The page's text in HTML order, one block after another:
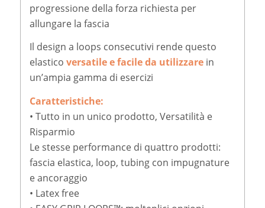
progressione della forza richiesta per
allungare la fascia
Il design a loops consecutivi rende questo
elastico versatile e facile da utilizzare in
un’ampia gamma di esercizi
Caratteristiche:
• Tutto in un unico prodotto, Versatilità e
Risparmio
Le stesse performance di quattro prodotti:
fascia elastica, loop, tubing con impugnature
e ancoraggio
• Latex free